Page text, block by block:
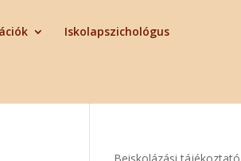
Iskolapszichológus